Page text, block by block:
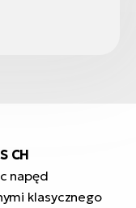
CH
napęd
klasycznego